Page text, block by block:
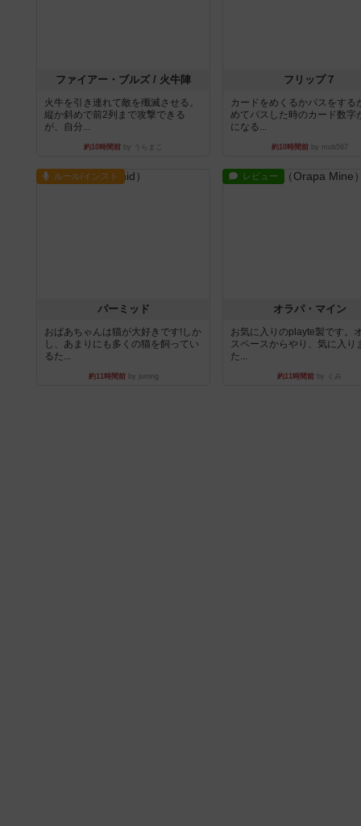
ファイアー・ブルズ / 火牛陣
火牛を引き連れて敵を殲滅させる。
縦か斜めで前2列まで攻撃できる
が、自分...
約10時間前 by うらまこ
フリップ７
カードをめくるかパスをする
めてパスした時のカード数字
になる...
約10時間前by mob567
ルール/インスト
パーミッド
おばあちゃんは猫が大好きです!しか
し、あまりにも多くの猫を飼ってい
るた...
約11時間前by jurong
レビュー
オラパ・マイン
お気に入りのplayte製です。
スペースからやり、気に入り
た...
約11時間前 by くみ